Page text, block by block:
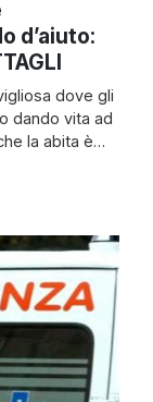
d’aiuto:
dove gli
dando vita ad
la abita è
ma al tempo